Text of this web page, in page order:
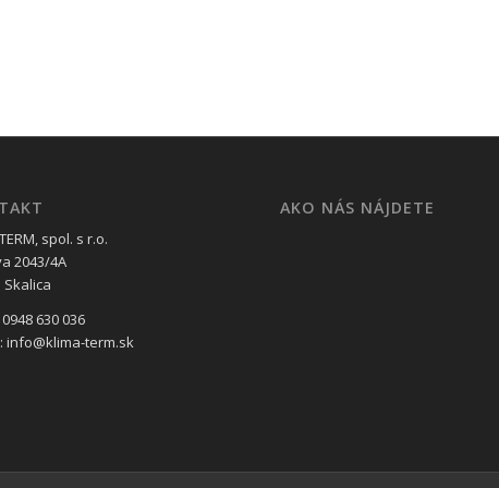
spol. s r.o.
2043/4A
Skalica
630 036
info@klima-term.sk
AKO NÁS NÁJDETE